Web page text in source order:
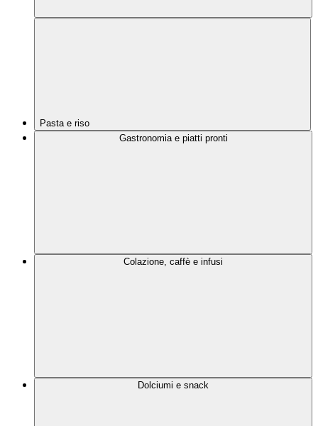
Pasta e riso
Gastronomia e piatti pronti
Colazione, caffè e infusi
Dolciumi e snack